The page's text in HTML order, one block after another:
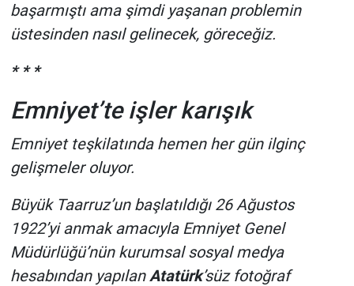
başarmıştı ama şimdi yaşanan problemin
üstesinden nasıl gelinecek, göreceğiz.
* * *
Emniyet’te işler karışık
Emniyet teşkilatında hemen her gün ilginç
gelişmeler oluyor.
Büyük Taarruz’un başlatıldığı 26 Ağustos
1922’yi anmak amacıyla Emniyet Genel
Müdürlüğü’nün kurumsal sosyal medya
hesabından yapılan Atatürk’süz fotoğraf